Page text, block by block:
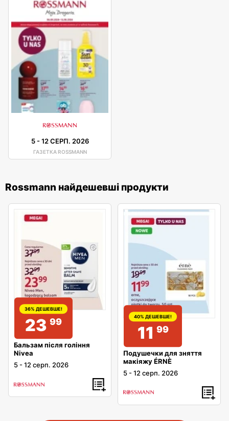
5-12 СЕРП. 2026
ГАЗЕТКА ROSSMANN
Rossmann найдешевші продукти
36% ДЕШЕВШЕ!
23 99
Бальзам після гоління
Nivea
5 -12 серп. 2026
40% ДЕШЕВШЕ!
11 99
Подушечки для зняття
макіяжу ÉRNÈ
5 -12 серп. 2026